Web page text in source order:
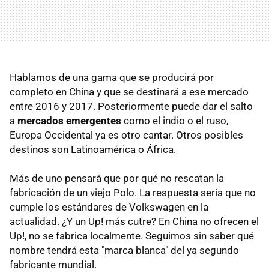
Hablamos de una gama que se producirá por
completo en China y que se destinará a ese mercado
entre 2016 y 2017. Posteriormente puede dar el salto
a mercados emergentes como el indio o el ruso,
Europa Occidental ya es otro cantar. Otros posibles
destinos son Latinoamérica o África.
Más de uno pensará que por qué no rescatan la
fabricación de un viejo Polo. La respuesta sería que no
cumple los estándares de Volkswagen en la
actualidad. ¿Y un Up! más cutre? En China no ofrecen el
Up!, no se fabrica localmente. Seguimos sin saber qué
nombre tendrá esta "marca blanca" del ya segundo
fabricante mundial.